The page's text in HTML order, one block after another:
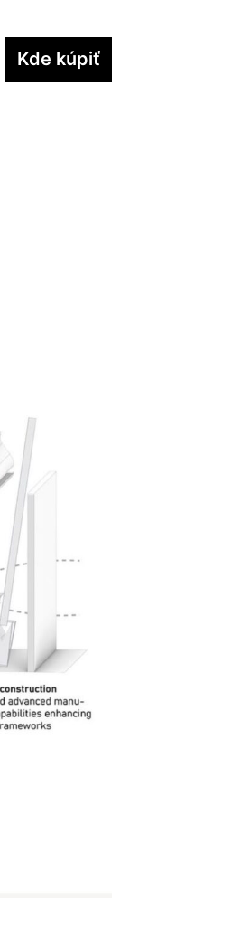
Kde kúpiť